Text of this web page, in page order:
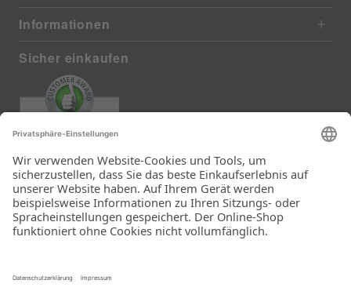
Informationen
Sicher einkaufen
385 reviews from real customers
(last 12 months)
Total: 11283
Die Auswahl und die
Einfachheit der
Bestellung.